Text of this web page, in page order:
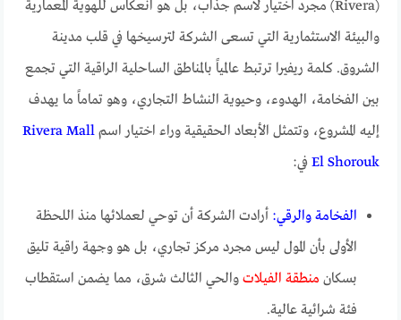
(Rivera) مجرد اختيار لاسم جذاب، بل هو انعكاس للهوية المعمارية
والبيئة الاستثمارية التي تسعى الشركة لترسيخها في قلب مدينة
الشروق. كلمة ريفيرا ترتبط عالمياً بالمناطق الساحلية الراقية التي تجمع
بين الفخامة، الهدوء، وحيوية النشاط التجاري، وهو تماماً ما يهدف
إليه المشروع، وتتمثل الأبعاد الحقيقية وراء اختيار اسمRivera Mall
El Shorouk في:
الفخامة والرقي: أرادت الشركة أن توحي لعملائها منذ اللحظة
الأولى بأن المول ليس مجرد مركز تجاري، بل هو وجهة راقية تليق
بسكان منطقة الفيلات والحي الثالث شرق، مما يضمن استقطاب
فئة شرائية عالية.